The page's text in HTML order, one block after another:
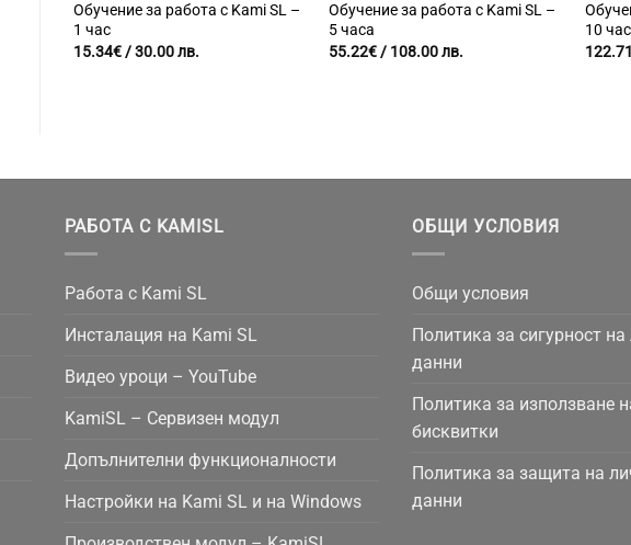
Обучение за работа с Kami SL –
1 час
15.34€/ 30.00 лв.
Обучение за работа с Kami SL –
5 часа
55.22€ / 108.00 лв.
10
122.71
РАБОТА С KAMISL
Работа с Kami SL
Инсталация на Kami SL
Видео уроци – YouTube
KamiSL – Сервизен модул
Допълнителни функционалности
Настройки на Kami SL и на Windows
ОБЩИ УСЛОВИЯ
Общи условия
Политика за сигурност на
данни
Политика за използване
бисквитки
Политика за защита на
данни